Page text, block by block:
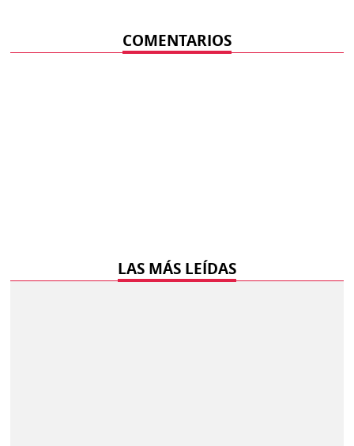
COMENTARIOS
LAS MÁS LEÍDAS